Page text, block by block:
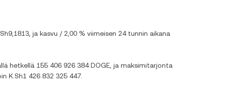
, ja kasvu / 2,00 % viimeisen 24 tunnin aikana
hetkellä 155 406 926 384 DOGE , ja maksimitarjonta
K.Sh1 426 832 325 447